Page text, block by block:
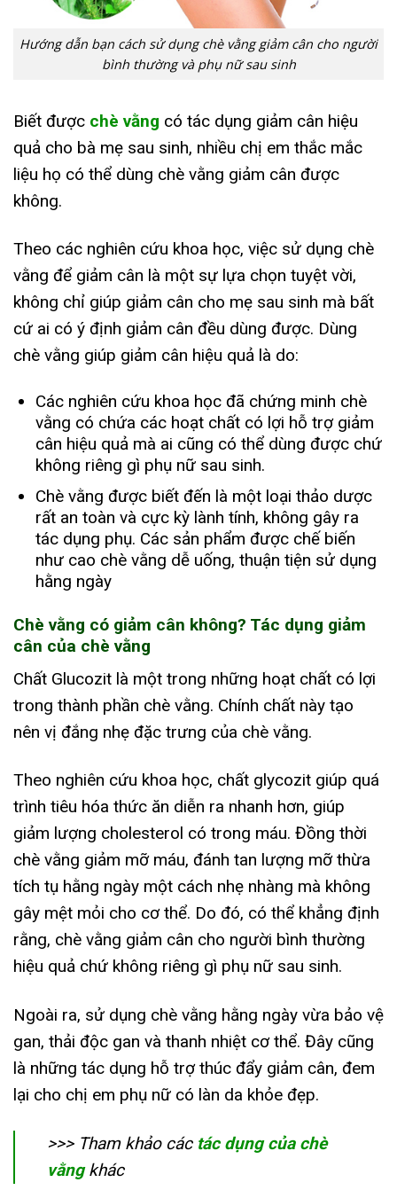
Hướng dẫn bạn cách sử dụng chè vằng giảm cân cho người
bình thường và phụ nữ sau sinh
Biết được chè vằng có tác dụng giảm cân hiệu
quả cho bà mẹ sau sinh, nhiều chị em thắc mắc
liệu họ có thể dùng chè vằng giảm cân được
không.
Theo các nghiên cứu khoa học, việc sử dụng chè
vằng để giảm cân là một sự lựa chọn tuyệt vời,
không chỉ giúp giảm cân cho mẹ sau sinh mà bất
cứ ai có ý định giảm cân đều dùng được. Dùng
chè vằng giúp giảm cân hiệu quả là do:
Các nghiên cứu khoa học đã chứng minh chè
vằng có chứa các hoạt chất có lợi hỗ trợ giảm
cân hiệu quả mà ai cũng có thể dùng được chứ
không riêng gì phụ nữ sau sinh.
Chè vằng được biết đến là một loại thảo dược
rất an toàn và cực kỳ lành tính, không gây ra
tác dụng phụ. Các sản phẩm được chế biến
như cao chè vằng dễ uống, thuận tiện sử dụng
hằng ngày
Chè vằng có giảm cân không? Tác dụng giảm
cân của chè vằng
Chất Glucozit là một trong những hoạt chất có lợi
trong thành phần chè vằng. Chính chất này tạo
nên vị đắng nhẹ đặc trưng của chè vằng.
Theo nghiên cứu khoa học, chất glycozit giúp quá
trình tiêu hóa thức ăn diễn ra nhanh hơn, giúp
giảm lượng cholesterol có trong máu. Đồng thời
chè vằng giảm mỡ máu, đánh tan lượng mỡ thừa
tích tụ hằng ngày một cách nhẹ nhàng mà không
gây mệt mỏi cho cơ thể. Do đó, có thể khẳng định
rằng, chè vằng giảm cân cho người bình thường
hiệu quả chứ không riêng gì phụ nữ sau sinh.
Ngoài ra, sử dụng chè vằng hằng ngày vừa bảo vệ
gan, thải độc gan và thanh nhiệt cơ thể. Đây cũng
là những tác dụng hỗ trợ thúc đẩy giảm cân, đem
lại cho chị em phụ nữ có làn da khỏe đẹp.
>>> Tham khảo các tác dụng của chè
vằngkhác